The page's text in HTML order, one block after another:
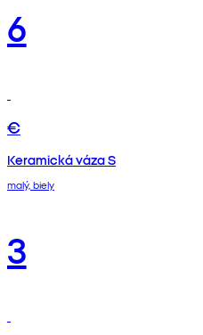
6
€
Keramická váza S
malý, biely
3